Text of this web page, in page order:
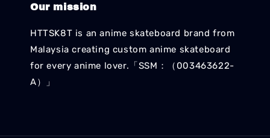
Our mission
HTTSK8T is an anime skateboard brand from
Malaysia creating custom anime skateboard
for every anime lover.「SSM：（003463622-
A）」